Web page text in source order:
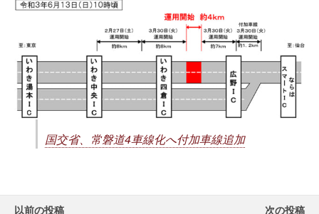
国交省、常磐道4車線化へ付加車線追加
以前の投稿 次の投稿